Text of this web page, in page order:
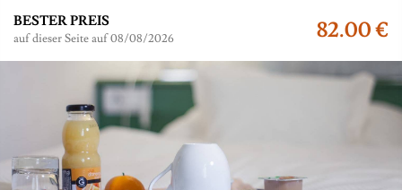
BESTER PREIS
auf dieser Seite auf 08/08/2026 82.00 €